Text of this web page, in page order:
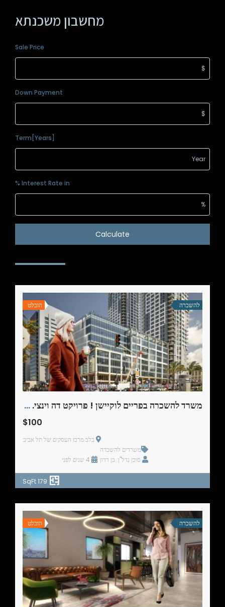
מחשבון משכנתא
Sale Price
Down Payment
Term[Years]
Interest Rate in %
Calculate
הובלט להשכרה
משרד להשכרה בפריים לוקיישן ! פרויקט דה וינצי. 179 מ"ר
$100
בלב מרכז העסקים של תל אביב
משרדים להשכרה
סוכן נדל"ן: בן דדון
179 SqFt
הובלט להשכרה